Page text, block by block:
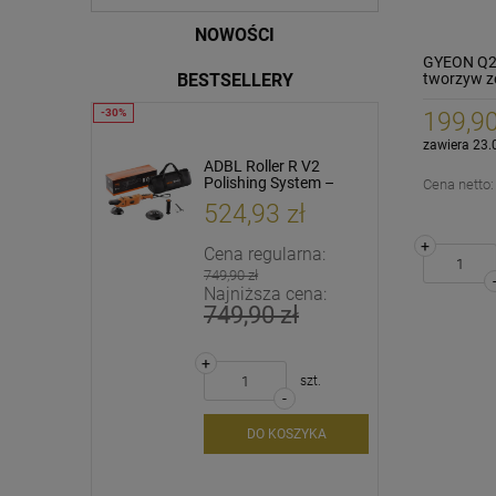
NOWOŚCI
BESTSELLERY
ADBL Roller R V2
Polishing System –
maszyna rotacyjna do
polerowania
524,93 zł
Cena regularna:
749,90 zł
Najniższa cena:
749,90 zł
-
+
szt.
DO KOSZYKA
K2 Mud Out 1000ml
Płyn do czyszczenia
24,90 zł
+
GYEON
tworzyw
zawiera
Cena netto:
-
+